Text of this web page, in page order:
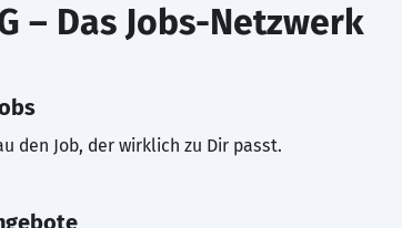
– Das Jobs-Netzwerk
den Job, der wirklich zu Dir passt.